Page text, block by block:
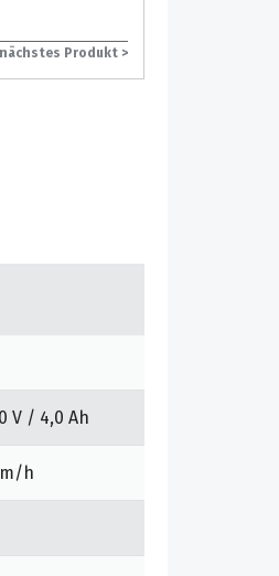
nächstes Produkt >
V / 4,0 Ah
h